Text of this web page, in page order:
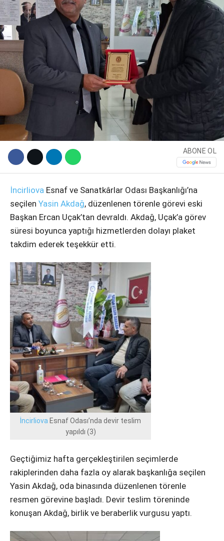
Facebook
Instagram
ABONE OL
İncirliova Esnaf ve Sanatkârlar Odası Başkanlığı’na
seçilen Yasin Akdağ, düzenlenen törenle görevi eski
Başkan Ercan Uçak’tan devraldı. Akdağ, Uçak’a görev
süresi boyunca yaptığı hizmetlerden dolayı plaket
takdim ederek teşekkür etti.
İncirliova Esnaf Odası’nda devir teslim
yapıldı (3)
Geçtiğimiz hafta gerçekleştirilen seçimlerde
rakiplerinden daha fazla oy alarak başkanlığa seçilen
Yasin Akdağ, oda binasında düzenlenen törenle
resmen görevine başladı. Devir teslim töreninde
konuşan Akdağ, birlik ve beraberlik vurgusu yaptı.